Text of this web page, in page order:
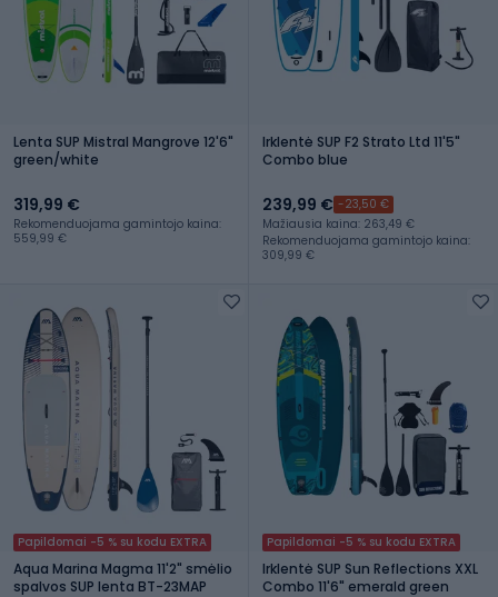
Lenta SUP Mistral Mangrove 12'6"
green/white
319,99 €
Rekomenduojama gamintojo kaina:
559,99 €
Irklentė SUP F2 Strato Ltd 11'5"
Combo blue
239,99 € -23,50 €
Mažiausia kaina: 263,49 €
Rekomenduojama gamintojo kaina:
309,99 €
Papildomai -5 % su kodu EXTRA
Aqua Marina Magma 11'2" smėlio
spalvos SUP lenta BT-23MAP
Papildomai -5 % su kodu EXTRA
Irklentė SUP Sun Reflections XXL
Combo 11'6" emerald green